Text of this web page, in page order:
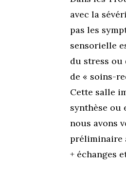
avec la
pas les
sensorielle
du stress ou
de « soins-
Cette salle
synthèse ou
nous avons
préliminaire
+ échanges